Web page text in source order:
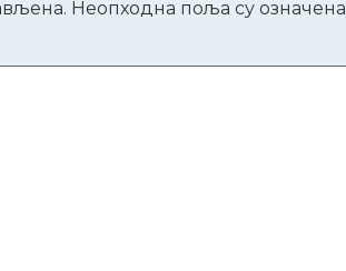
Неопходна поља су означена